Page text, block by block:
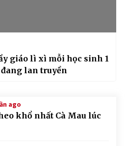
giáo lì xì mỗi học sinh 1
lan truyền
ago
khổ nhất Cà Mau lúc